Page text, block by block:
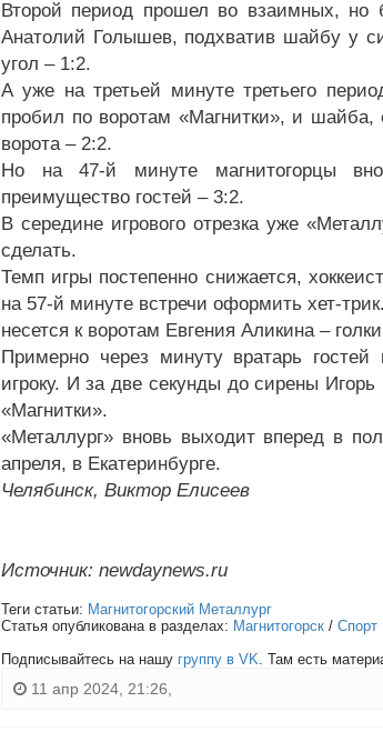
Второй период прошел во взаимных, но
Анатолий Голышев, подхватив шайбу у
угол – 1:2.
А уже на третьей минуте третьего
пробил по воротам «Магнитки», и
ворота – 2:2.
Но на 47-й минуте магнитогорцы
преимущество гостей – 3:2.
В середине игрового отрезка уже
сделать.
Темп игры постепенно снижается,
на 57-й минуте встречи оформить хет-
несется к воротам Евгения Аликина –
Примерно через минуту вратарь
игроку. И за две секунды до сирены
«Магнитки».
«Металлург» вновь выходит вперед в
апреля, в Екатеринбурге.
Челябинск, Виктор Елисеев
Источник: newdaynews.ru
Теги статьи: Магнитогорский Металлург
Статья опубликована в разделах: Магнитогорск / Спорт
Подписывайтесь на нашу группу в VK. Там есть
11 апр 2024, 21:26,